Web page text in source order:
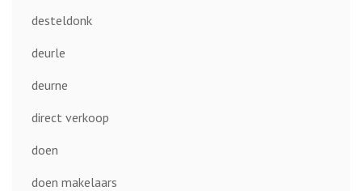
desteldonk
deurle
deurne
direct verkoop
doen
doen makelaars